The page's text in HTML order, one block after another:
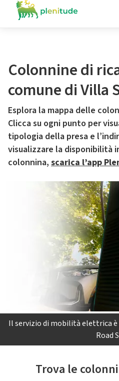
Colonnine di
comune di Villa
Esplora la mappa delle
Clicca su ogni punto per
tipologia della presa e
visualizzare la disponibilità
colonnina, scarica l’app
Il servizio di mobilità elettrica
Road
Trova le